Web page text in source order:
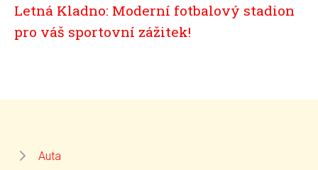
Letná Kladno: Moderní fotbalový stadion
pro váš sportovní zážitek!
Auta